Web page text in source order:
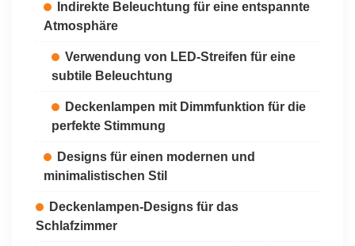
Indirekte Beleuchtung für eine entspannte
Atmosphäre
Verwendung von LED-Streifen für eine
subtile Beleuchtung
Deckenlampen mit Dimmfunktion für die
perfekte Stimmung
Designs für einen modernen und
minimalistischen Stil
Deckenlampen-Designs für das
Schlafzimmer